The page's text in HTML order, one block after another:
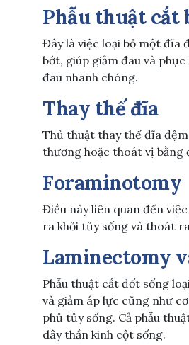
Phẫu thuật cắt
Đây là việc loại bỏ một đĩa
bớt, giúp giảm đau và
đau nhanh chóng.
Thay thế đĩa
Thủ thuật thay thế đĩa
thương hoặc thoát vị bằng
Foraminotomy
Điều này liên quan đến
ra khỏi tủy sống và thoát
Laminectomy
Phẫu thuật cắt đốt sống
và giảm áp lực cũng như
phủ tủy sống. Cả phẫu
dây thần kinh cột sống.